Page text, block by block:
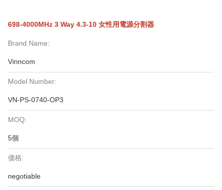
698-4000MHz 3 Way 4.3-10 女性用電源分割器
Brand Name:
Vinncom
Model Number:
VN-PS-0740-OP3
MOQ:
5個
価格:
negotiable